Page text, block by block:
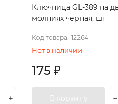
Ключница GL-389 на
молниях черная, шт
Код товара: 12264
Нет в наличии
175₽
В корзину